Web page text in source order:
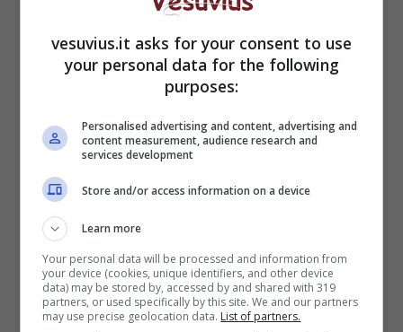
scoraggiato Michelle
Williams a prendere
parte ad altri progetti
vesuvius.it asks for your consent to use
your personal data for the following
purposes:
Personalised advertising and content, advertising and
content measurement, audience research and
services development
Store and/or access information on a device
Learn more
Your personal data will be processed and information from
your device (cookies, unique identifiers, and other device
data) may be stored by, accessed by and shared with 319
partners, or used specifically by this site. We and our partners
may use precise geolocation data. List of partners.